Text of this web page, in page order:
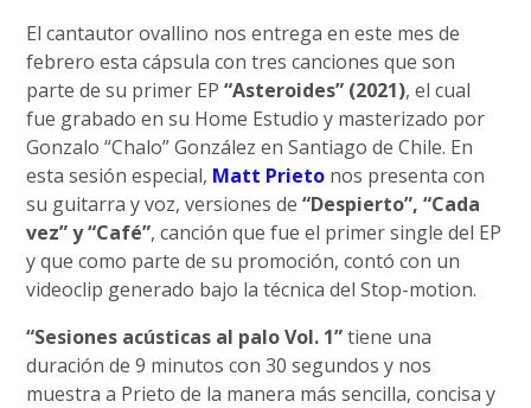
El cantautor ovallino nos entrega en este mes de
febrero esta cápsula con tres canciones que son
parte de su primer EP“Asteroides” (2021), el cual
fue grabado en su Home Estudio y masterizado por
Gonzalo “Chalo” González en Santiago de Chile. En
esta sesión especial, Matt Prieto nos presenta con
su guitarra y voz, versiones de“Despierto”, “Cada
vez” y “Café”, canción que fue el primer single del EP
y que como parte de su promoción, contó con un
videoclip generado bajo la técnica del Stop-motion.
“Sesiones acústicas al palo Vol. 1”tiene una
duración de 9 minutos con 30 segundos y nos
muestra a Prieto de la manera más sencilla, concisa y